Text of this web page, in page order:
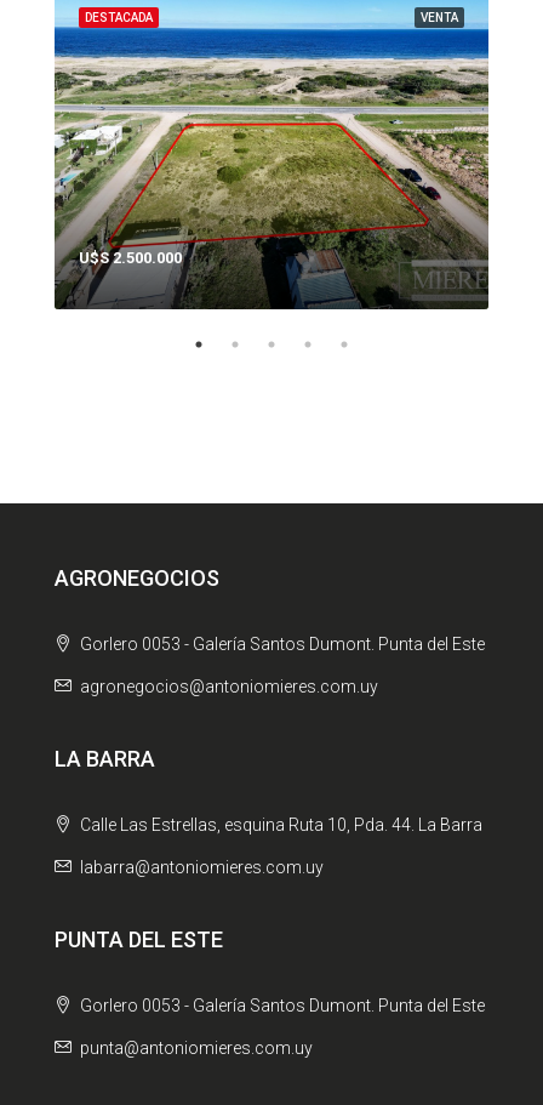
VENTA
DESTACADA
U$S 2.500.000
AGRONEGOCIOS
Gorlero 0053 - Galería Santos Dumont. Punta del Este
agronegocios@antoniomieres.com.uy
LA BARRA
Calle Las Estrellas, esquina Ruta 10, Pda. 44. La Barra
labarra@antoniomieres.com.uy
PUNTA DEL ESTE
Gorlero 0053 - Galería Santos Dumont. Punta del Este
punta@antoniomieres.com.uy